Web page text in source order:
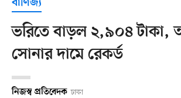
বাণিজ্য
ভরিতে বাড়ল ২,৯০৪ টাকা,
সোনার দামে রেকর্ড
নিজস্ব প্রতিবেদক ঢাকা